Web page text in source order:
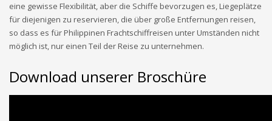
eine gewisse Flexibilität, aber die Schiffe bevorzugen es, Liegeplätze
für diejenigen zu reservieren, die über große Entfernungen reisen,
so dass es für Philippinen Frachtschiffreisen unter Umständen nicht
möglich ist, nur einen Teil der Reise zu unternehmen.
Download unserer Broschüre